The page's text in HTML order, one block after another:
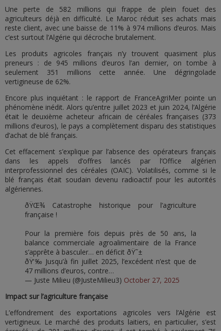
Une perte de 582 millions qui frappe de plein fouet des
agriculteurs déjà en difficulté. Le Maroc réduit ses achats mais
reste client, avec une baisse de 11% à 974 millions d’euros. Mais
c’est surtout l’Algérie qui décroche brutalement.
Les produits agricoles français n’y trouvent quasiment plus
preneurs : de 945 millions d’euros l’an dernier, on tombe à
seulement 351 millions cette année. Une dégringolade
vertigineuse de 62%.
Encore plus inquiétant : le rapport de FranceAgriMer pointe un
phénomène inédit. Alors qu’entre juillet 2023 et juin 2024, l’Algérie
était le deuxième acheteur africain de céréales françaises (373
millions d’euros), le pays a complètement disparu des statistiques
d’achat de blé français.
Cet effacement s’explique par l’absence des opérateurs français
dans les appels d’offres lancés par l’Office algérien
interprofessionnel des céréales (OAIC). Volatilisés, comme si le
blé français était soudain devenu radioactif pour les autorités
algériennes.
ðŸŒ¾ Catastrophe historique pour l’agriculture
française !
Pour la première fois depuis près de 50 ans, la
balance commerciale agroalimentaire de la France
s’apprête à basculer… en déficit ðŸ˜±
ðŸ‘‰ Jusqu’à fin juillet 2025, l’excédent n’est que de
47 millions d’euros, contre…
— Juste Milieu (@JusteMilieu3) October 27, 2025
Impact sur l’agriculture française
L’effondrement des exportations agricoles vers l’Algérie est
vertigineux. Le marché des produits laitiers, en particulier, s’est